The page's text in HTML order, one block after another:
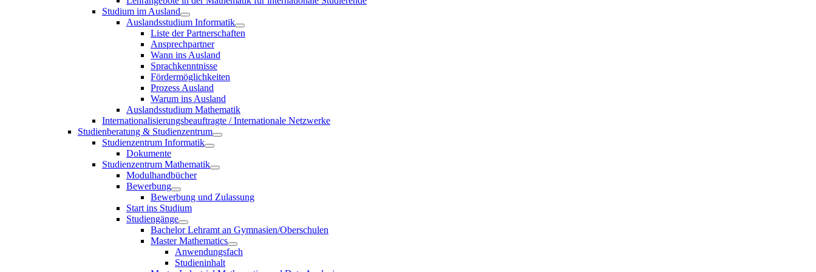
Studium im Ausland
Auslandsstudium Informatik
Liste der Partnerschaften
Ansprechpartner
Wann ins Ausland
Sprachkenntnisse
Fördermöglichkeiten
Prozess Ausland
Warum ins Ausland
Auslandsstudium Mathematik
Internationalisierungsbeauftragte / Internationale Netzwerke
Studienberatung & Studienzentrum
Studienzentrum Informatik
Dokumente
Studienzentrum Mathematik
Modulhandbücher
Bewerbung
Bewerbung und Zulassung
Start ins Studium
Studiengänge
Bachelor Lehramt an Gymnasien/Oberschulen
Master Mathematics
Anwendungsfach
Studieninhalt